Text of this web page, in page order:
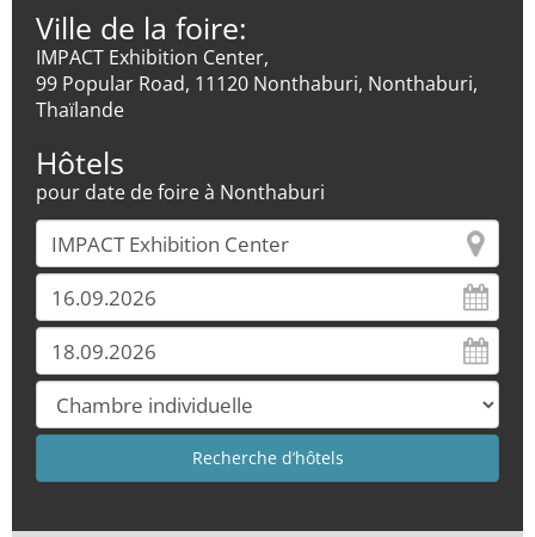
Ville de la foire:
IMPACT Exhibition Center,
99 Popular Road, 11120 Nonthaburi, Nonthaburi,
Thaïlande
Hôtels
pour date de foire à Nonthaburi